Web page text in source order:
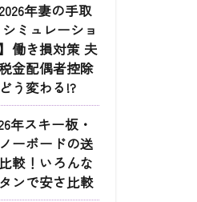
2026年妻の手取
シミュレーショ
働き損対策 夫
金配偶者控除
う変わる!?
年スキー板・
ーボードの送
較！いろんな
ンで安さ比較